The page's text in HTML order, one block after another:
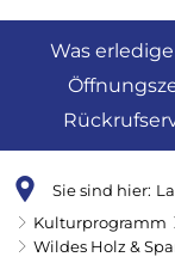
Was
Sie sind hier:
Kulturprogramm
Wildes Holz &